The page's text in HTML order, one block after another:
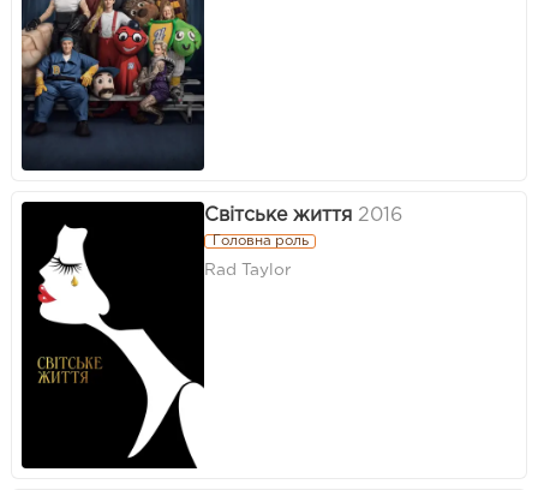
Світське життя 2016
Головна роль
Rad Taylor